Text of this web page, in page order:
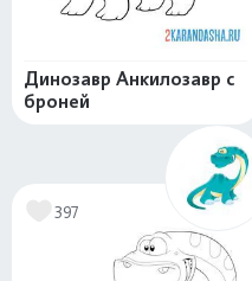
Динозавр Анкилозавр с
броней
397